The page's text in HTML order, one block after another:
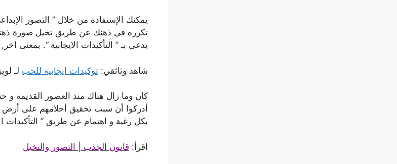
يمكنك الإستفادة من خلال ” التصور
تكرره في ذهنك عن طريق تخيل صورة ذهنية
يدعى بـ ” التأكيدات الايجابية “. بمعنى
شاهد وثائقي: توكيدات ايجابية للحب لـ
كان وما زال هناك منذ العصور القديمة و
أدركوا أن سبب تحقيق أحلامهم على أرض
بكل رغبة و اهتمام عن طريق ” التأكيدات
اقرأ: قانون الجذب | التصور والتخيل